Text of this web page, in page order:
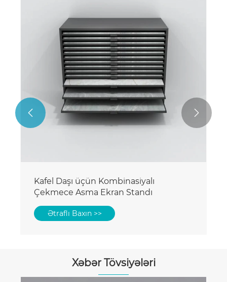
Kafel Daşı üçün Kombinasiyalı
Çekmece Asma Ekran Standı
Ətraflı Baxın >>
 
Xəbər Tövsiyələri